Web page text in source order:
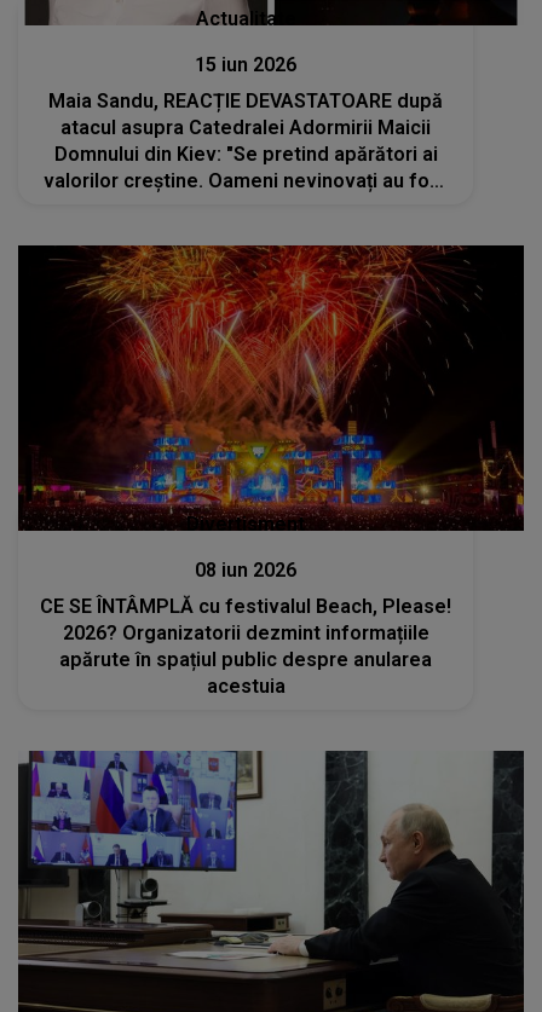
Actualitate
15 iun 2026
Maia Sandu, REACȚIE DEVASTATOARE după
atacul asupra Catedralei Adormirii Maicii
Domnului din Kiev: "Se pretind apărători ai
valorilor creștine. Oameni nevinovați au fost
Divertisment
08 iun 2026
CE SE ÎNTÂMPLĂ cu festivalul Beach, Please!
2026? Organizatorii dezmint informațiile
apărute în spațiul public despre anularea
acestuia